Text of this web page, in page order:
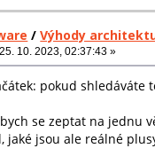
/Výhody
25. 10. 2023, 02:37:43 »
pokud
se zeptat na jednu
jaké jsou ale reálné